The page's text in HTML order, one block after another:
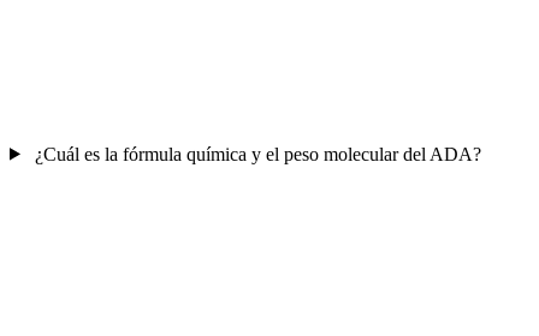
¿Cuál es la fórmula química y el peso molecular del ADA?